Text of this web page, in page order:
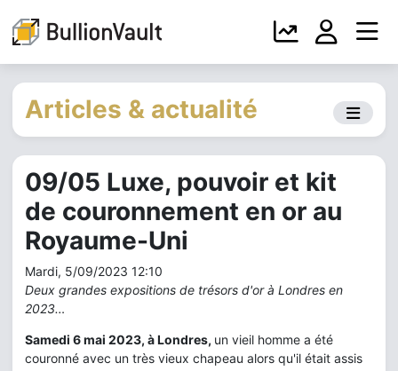
Articles & actualité
09/05 Luxe, pouvoir et kit
de couronnement en or au
Royaume-Uni
Mardi, 5/09/2023 12:10
Deux grandes expositions de trésors d'or à Londres en
2023…
Samedi 6 mai 2023, à Londres, un vieil homme a été
couronné avec un très vieux chapeau alors qu'il était assis